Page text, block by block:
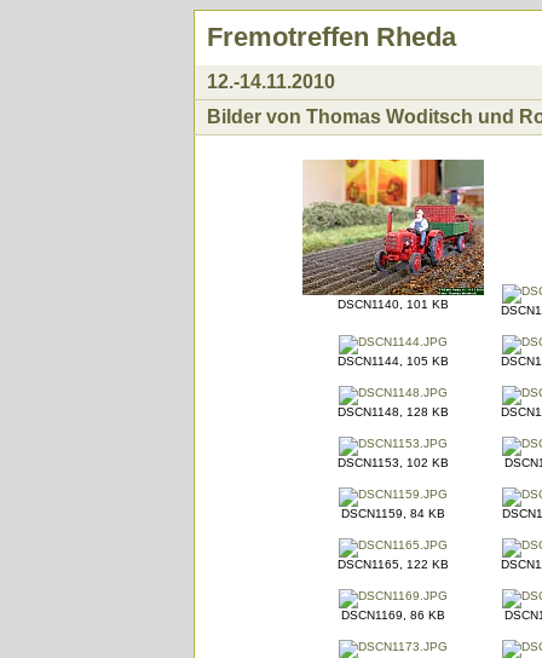
Fremotreffen Rheda
12.-14.11.2010
Bilder von Thomas Woditsch und
DSCN1140, 101 KB
DSCN1144, 105 KB
DSCN1148, 128 KB
DSCN1153, 102 KB
DSCN1159, 84 KB
DSCN1165, 122 KB
DSCN1169, 86 KB